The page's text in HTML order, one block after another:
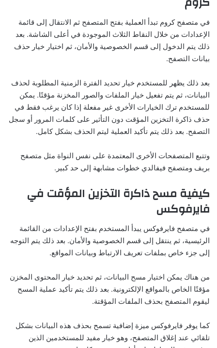
في متصفح كروم تبدأ العملية بفتح المتصفح ثم الانتقال إلى قائمة
الإعدادات من خلال النقاط الثلاث الموجودة في أعلى الشاشة. بعد
ذلك يتم الدخول إلى قسم الخصوصية والأمان، ثم اختيار خيار حذف
بيانات التصفح.
بعد ذلك يظهر للمستخدم خيار تحديد الفترة الزمنية المطلوبة لحذف
البيانات، ثم يتم تفعيل خيار الملفات والصور المخزنة مؤقتًا. يمكن
للمستخدم ترك الخيارات الأخرى غير مفعلة إذا كان يرغب فقط في
حذف ذاكرة التخزين المؤقت دون التأثير على كلمات المرور أو سجل
التصفح. بعد ذلك يتم تأكيد العملية ليتم الحذف بشكل كامل.
وتتبع المتصفحات الأخرى المعتمدة على نفس النواة مثل متصفح
بريف ومتصفح فيفالدي خطوات مشابهة إلى حد كبير.
كيفية مسح ذاكرة التخزين المؤقت في
فايرفوكس
في متصفح فايرفوكس يبدأ المستخدم بفتح الإعدادات من القائمة
الرئيسية، ثم ينتقل إلى قسم الخصوصية والأمان. بعد ذلك يتم التوجه
إلى جزء خاص بملفات تعريف الارتباط وبيانات المواقع.
من هناك يمكن اختيار مسح البيانات، ثم تحديد خيار المحتوى المخزن
مؤقتًا الخاص بالمواقع الإلكترونية. بعد ذلك يتم تأكيد عملية المسح
ليقوم المتصفح بحذف الملفات المؤقتة.
كما يوفر فايرفوكس ميزة إضافية تسمح بحذف هذه البيانات بشكل
تلقائي عند إغلاق المتصفح، وهو خيار مفيد للمستخدمين الذين